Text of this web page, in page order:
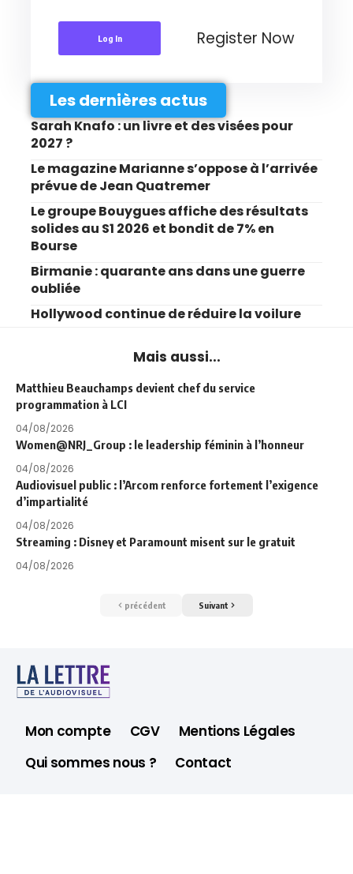
Log In Register Now
Les dernières actus
Sarah Knafo : un livre et des visées pour
2027 ?
Le magazine Marianne s’oppose à l’arrivée
prévue de Jean Quatremer
Le groupe Bouygues affiche des résultats
solides au S1 2026 et bondit de 7% en
Bourse
Birmanie : quarante ans dans une guerre
oubliée
Hollywood continue de réduire la voilure
Mais aussi...
Matthieu Beauchamps devient chef du service
programmation à LCI
04/08/2026
Women@NRJ_Group : le leadership féminin à l’honneur
04/08/2026
Audiovisuel public : l’Arcom renforce fortement l’exigence
d’impartialité
04/08/2026
Streaming : Disney et Paramount misent sur le gratuit
04/08/2026
précédent Suivant
Mon compte CGV
Mentions Légales
Qui sommes nous ?
Contact